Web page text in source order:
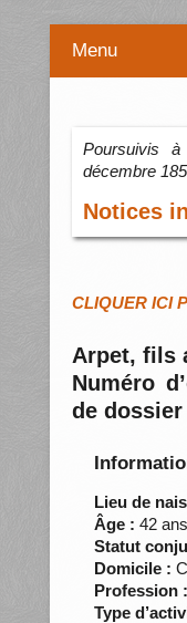
Menu
Poursuivis
décembre
Notices
CLIQUER ICI
Arpet, fils
Numéro
de dossier
Lieu de
Âge : 42 ans
Statut
Domicile :
Profession :
Type